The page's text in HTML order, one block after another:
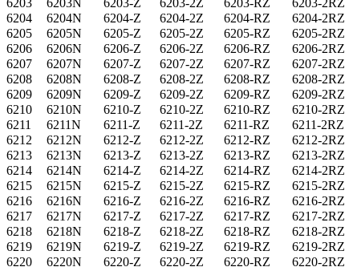
6204
6204N 6204-Z 6204-2Z 6204-RZ 6204-2RZ
6205
6205N 6205-Z 6205-2Z 6205-RZ 6205-2RZ
6206
6206N 6206-Z 6206-2Z 6206-RZ 6206-2RZ
6207
6207N 6207-Z 6207-2Z 6207-RZ 6207-2RZ
6208
6208N 6208-Z 6208-2Z 6208-RZ 6208-2RZ
6209
6209N 6209-Z 6209-2Z 6209-RZ 6209-2RZ
6210
6210N 6210-Z 6210-2Z 6210-RZ 6210-2RZ
6211
6211N 6211-Z 6211-2Z 6211-RZ 6211-2RZ
6212
6212N 6212-Z 6212-2Z 6212-RZ 6212-2RZ
6213
6213N 6213-Z 6213-2Z 6213-RZ 6213-2RZ
6214
6214N 6214-Z 6214-2Z 6214-RZ 6214-2RZ
6215
6215N 6215-Z 6215-2Z 6215-RZ 6215-2RZ
6216
6216N 6216-Z 6216-2Z 6216-RZ 6216-2RZ
6217
6217N 6217-Z 6217-2Z 6217-RZ 6217-2RZ
6218
6218N 6218-Z 6218-2Z 6218-RZ 6218-2RZ
6219
6219N 6219-Z 6219-2Z 6219-RZ 6219-2RZ
6220
6220N 6220-Z 6220-2Z 6220-RZ 6220-2RZ